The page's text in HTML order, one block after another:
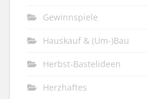
Gewinnspiele
Hauskauf & (Um-)Bau
Herbst-Bastelideen
Herzhaftes